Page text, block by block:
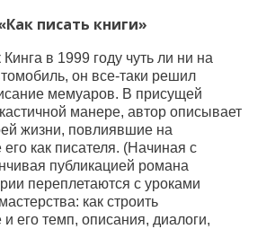
писать книги»
Кинга в 1999 году чуть ли ни на
он все-таки решил
мемуаров. В присущей
манере, автор описывает
жизни, повлиявшие на
как писателя. (Начиная с
публикацией романа
переплетаются с уроками
как строить
его темп, описания, диалоги,